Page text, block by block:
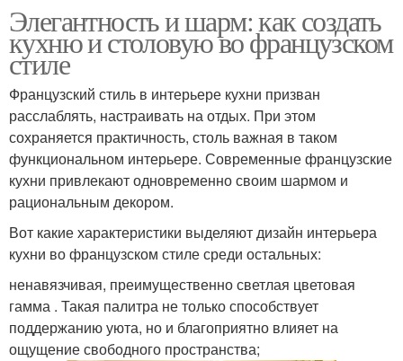
Элегантность и шарм: как создать
кухню и столовую во французском
стиле
Французский стиль в интерьере кухни призван
расслаблять, настраивать на отдых. При этом
сохраняется практичность, столь важная в таком
функциональном интерьере. Современные французские
кухни привлекают одновременно своим шармом и
рациональным декором.
Вот какие характеристики выделяют дизайн интерьера
кухни во французском стиле среди остальных:
ненавязчивая, преимущественно светлая цветовая
гамма . Такая палитра не только способствует
поддержанию уюта, но и благоприятно влияет на
ощущение свободного пространства;